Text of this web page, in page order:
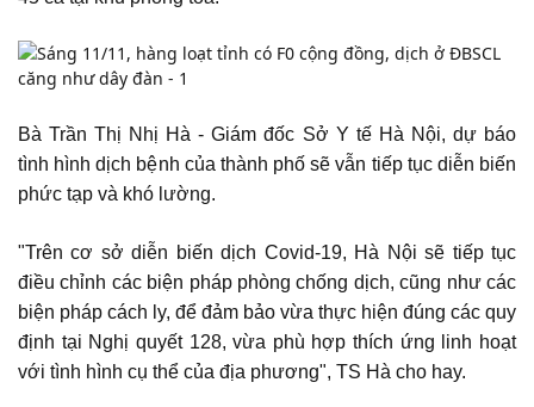
Bà Trần Thị Nhị Hà - Giám đốc Sở Y tế Hà Nội, dự báo
tình hình dịch bệnh của thành phố sẽ vẫn tiếp tục diễn biến
phức tạp và khó lường.
"Trên cơ sở diễn biến dịch Covid-19, Hà Nội sẽ tiếp tục
điều chỉnh các biện pháp phòng chống dịch, cũng như các
biện pháp cách ly, để đảm bảo vừa thực hiện đúng các quy
định tại Nghị quyết 128, vừa phù hợp thích ứng linh hoạt
với tình hình cụ thể của địa phương", TS Hà cho hay.